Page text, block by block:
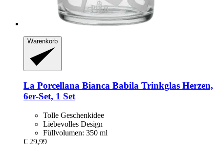
Warenkorb
La Porcellana Bianca Babila Trinkglas Herzen,
6er-​Set, 1 Set
Tolle Geschenkidee
Liebevolles Design
Füllvolumen: 350 ml
€ 29,99